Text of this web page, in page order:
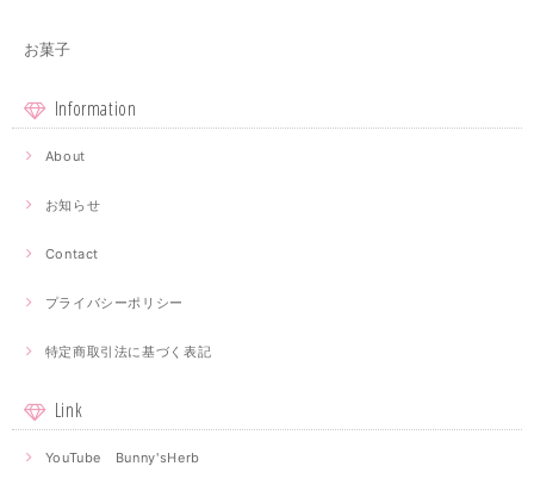
お菓子
Information
About
お知らせ
Contact
プライバシーポリシー
特定商取引法に基づく表記
Link
YouTube Bunny'sHerb